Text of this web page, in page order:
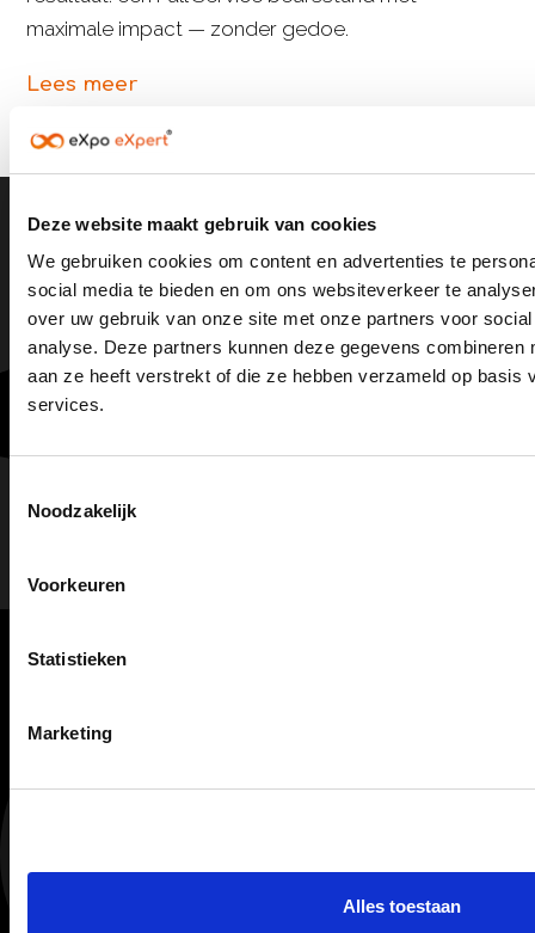
Deze website maakt gebruik van cookies
We gebruiken cookies om content en advertenties te
social media te bieden en om ons websiteverkeer te
over uw gebruik van onze site met onze partners voor
analyse. Deze partners kunnen deze gegevens combineren
aan ze heeft verstrekt of die ze hebben verzameld op basis
services.
Noodzakelijk
Voorkeuren
Statistieken
Marketing
Alles toestaan
maximale impact — zonder gedoe.
Lees meer
Blijf op de hoogte
Ontvang onze nieuwste artikelen, inzichten en
updates direct in je mailbox.
Plan een gesprek met een
eXpo eXpert
jarenlang flexibel kunt exposeren? Wij denken graag
met je mee over jouw beurzen, formaten en